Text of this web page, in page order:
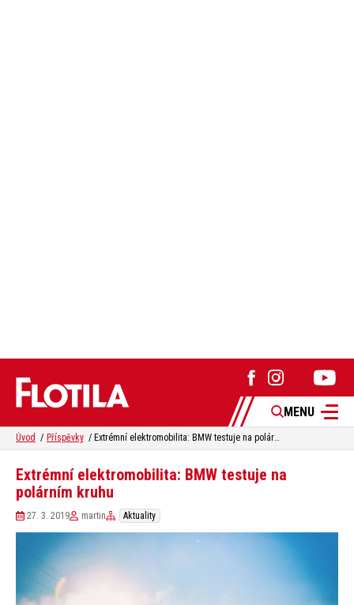
MENU
Úvod Příspěvky Extrémní elektromobilita: BMW testuje na polárním kruhu
Extrémní elektromobilita: BMW testuje na
polárním kruhu
27. 3. 2019 martin Aktuality